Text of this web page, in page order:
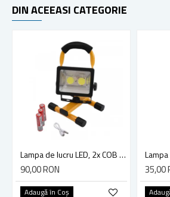
DIN ACEEASI CATEGORIE
Lampa de lucru LED, 2x COB 30W, acumulator 3x 18650, suport prindere, negru/galben
90,00 RON
Adaugă în Coş
35,00